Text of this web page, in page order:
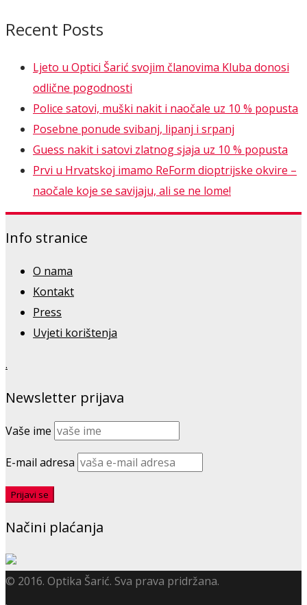
Recent Posts
Ljeto u Optici Šarić svojim članovima Kluba donosi
odlične pogodnosti
Police satovi, muški nakit i naočale uz 10 % popusta
Posebne ponude svibanj, lipanj i srpanj
Guess nakit i satovi zlatnog sjaja uz 10 % popusta
Prvi u Hrvatskoj imamo ReForm dioptrijske okvire –
naočale koje se savijaju, ali se ne lome!
Info stranice
O nama
Kontakt
Press
Uvjeti korištenja
.
Newsletter prijava
Vaše ime
E-mail adresa
Načini plaćanja
© 2016. Optika Šarić. Sva prava pridržana.
.